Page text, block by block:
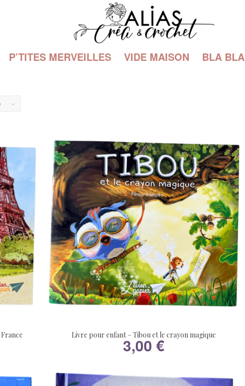
P’TITES MERVEILLES VIDE MAISON BLA BLA
Livre pour enfant – Tibou et le crayon magique
3,00 €